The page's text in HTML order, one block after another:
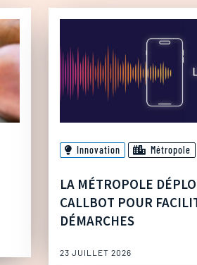
Innovation Métropole
LA MÉTROPOLE
CALLBOT POUR
DÉMARCHES
23 JUILLET 2026